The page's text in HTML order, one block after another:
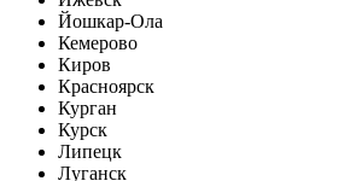
Йошкар-Ола
Кемерово
Киров
Красноярск
Курган
Курск
Липецк
Луганск